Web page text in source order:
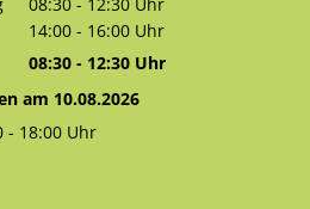
Von 08:30 bis 12:30 Uhr
14:00 - 16:00 Uhr
Von 14:00 bis 16:00 Uhr
08:30- 12:30Uhr
Von 08:30 bis 12:30 Uhr
am 10.08.2026
- 18:00Uhr